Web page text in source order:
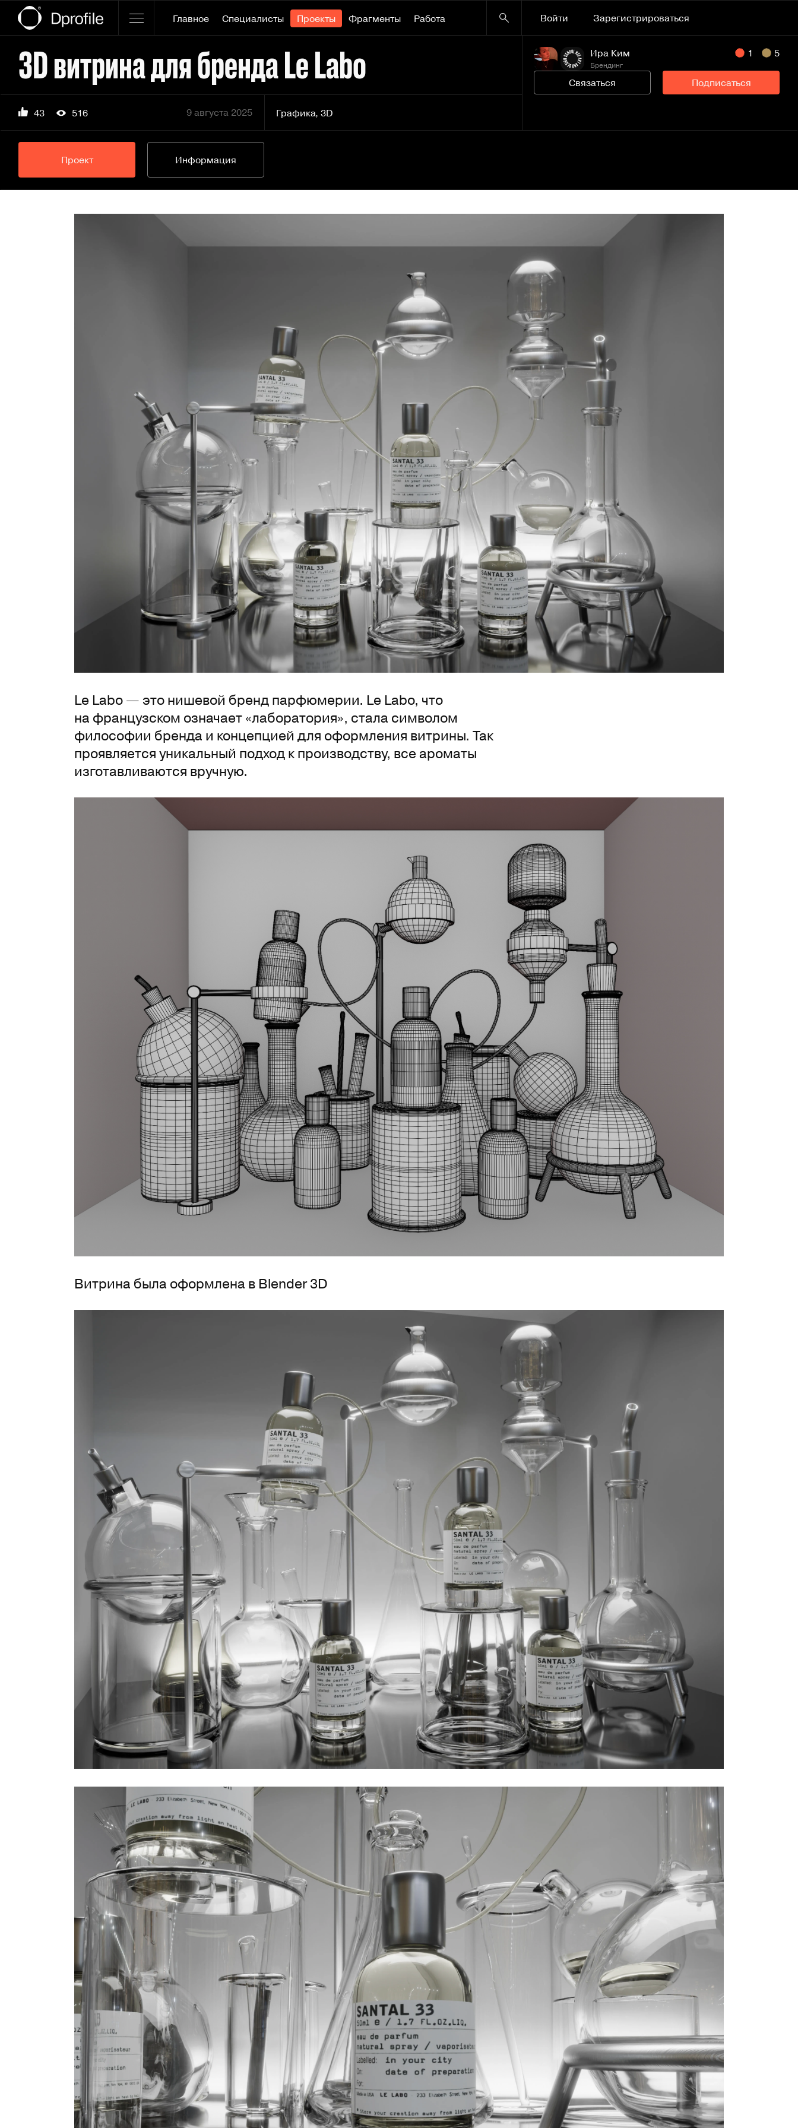
Главное Специалисты Проекты Фрагменты Работа Войти Зарегистрироваться
3D витрина для бренда Le Labo
43 516 9 августа 2025 Графика, 3D
Ира Ким
Брендинг
1 5
Связаться Подписаться
Проект Информация
Le Labo — это нишевой бренд парфюмерии. Le Labo, что
на французском означает «лаборатория», стала символом
философии бренда и концепцией для оформления витрины. Так
проявляется уникальный подход к производству, все ароматы
изготавливаются вручную.
Витрина была оформлена в Blender 3D